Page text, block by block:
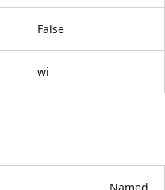
False
wi
Named